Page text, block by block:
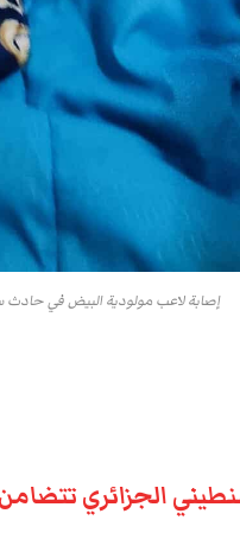
إصابة لاعب مولودية البيض في حادث
الجزائري